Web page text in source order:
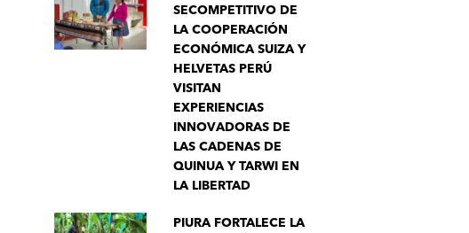
SECOMPETITIVO DE
LA COOPERACIÓN
ECONÓMICA SUIZA Y
HELVETAS PERÚ
VISITAN
EXPERIENCIAS
INNOVADORAS DE
LAS CADENAS DE
QUINUA Y TARWI EN
LA LIBERTAD
PIURA FORTALECE LA